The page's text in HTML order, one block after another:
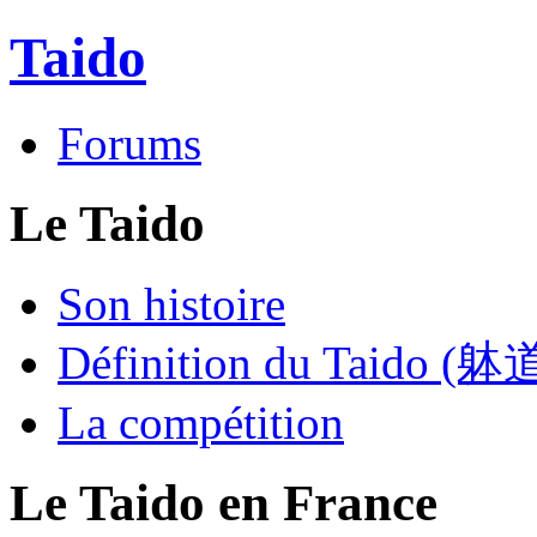
Taido
Forums
Le Taido
Son histoire
Définition du Taido (躰
La compétition
Le Taido en France